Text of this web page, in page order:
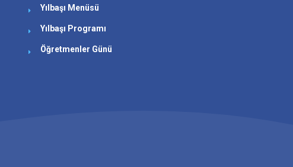
Yılbaşı Menüsü
Yılbaşı Programı
Öğretmenler Günü